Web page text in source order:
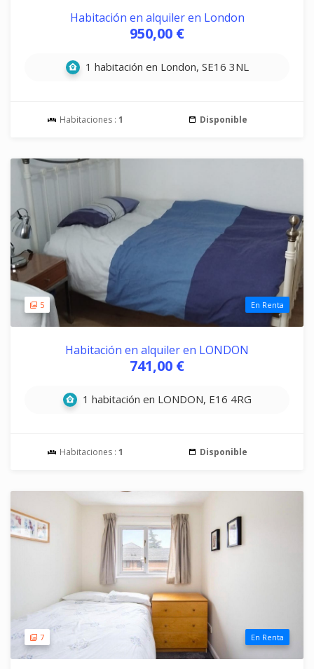
Habitación en alquiler en London
950,00 €
1 habitación en London, SE16 3NL
Habitaciones : 1 Disponible
5 En Renta
Habitación en alquiler en LONDON
741,00 €
1 habitación en LONDON, E16 4RG
Habitaciones : 1 Disponible
7 En Renta